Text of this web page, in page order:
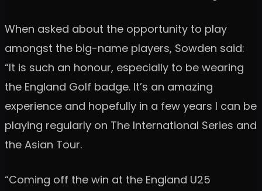
When asked about the opportunity to play
amongst the big-name players, Sowden said:
“It is such an honour, especially to be wearing
the England Golf badge. It’s an amazing
experience and hopefully in a few years I can be
playing regularly on The International Series and
the Asian Tour.
“Coming off the win at the England U25